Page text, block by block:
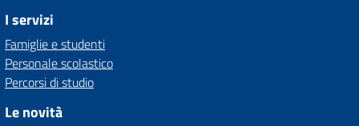
I servizi
Famiglie e studenti
Personale scolastico
Percorsi di studio
Le novità